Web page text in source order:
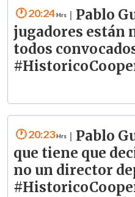
20:24
Pablo
jugadores están
todos
20:23
Pablo
que tiene que
no un director